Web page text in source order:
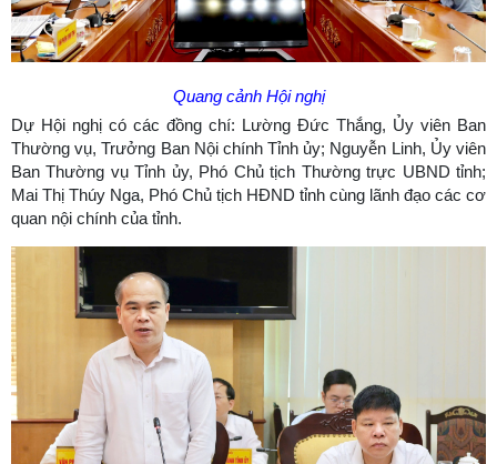
Quang cảnh Hội nghị
Dự Hội nghị có các đồng chí: Lường Đức Thắng, Ủy viên Ban
Thường vụ, Trưởng Ban Nội chính Tỉnh ủy; Nguyễn Linh, Ủy viên
Ban Thường vụ Tỉnh ủy, Phó Chủ tịch Thường trực UBND tỉnh;
Mai Thị Thúy Nga, Phó Chủ tịch HĐND tỉnh cùng lãnh đạo các cơ
quan nội chính của tỉnh.